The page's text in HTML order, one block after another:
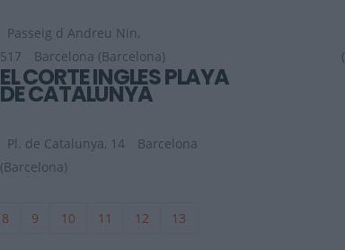
Passeig d Andreu Nin,
517
Barcelona (Barcelona)
EL CORTE INGLES PLAYA
DE CATALUNYA
Pl. de Catalunya, 14
Barcelona
(Barcelona)
8 9 10 11 12 13